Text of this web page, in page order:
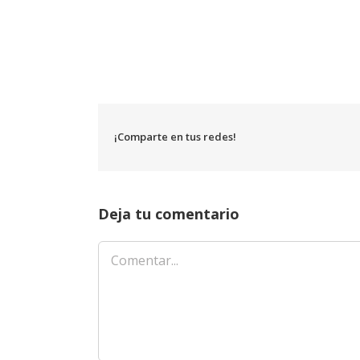
¡Comparte en tus redes!
Deja tu comentario
Comentar